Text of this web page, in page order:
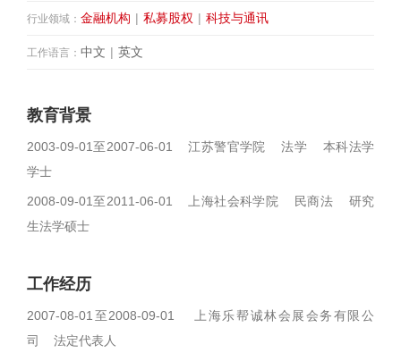
行业领域： 金融机构 | 私募股权 | 科技与通讯
工作语言： 中文 | 英文
教育背景
2003-09-01至2007-06-01 江苏警官学院 法学 本科法学
学士
2008-09-01至2011-06-01 上海社会科学院 民商法 研究
生法学硕士
工作经历
2007-08-01至2008-09-01 上海乐帮诚林会展会务有限公
司 法定代表人